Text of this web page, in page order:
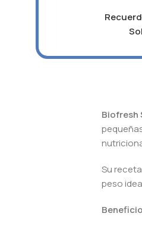
Biofresh
Su
peso